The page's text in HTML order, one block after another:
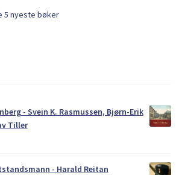
5 nyeste bøker
- Svein K. Rasmussen, Bjørn-Erik
Tiller
- Harald Reitan